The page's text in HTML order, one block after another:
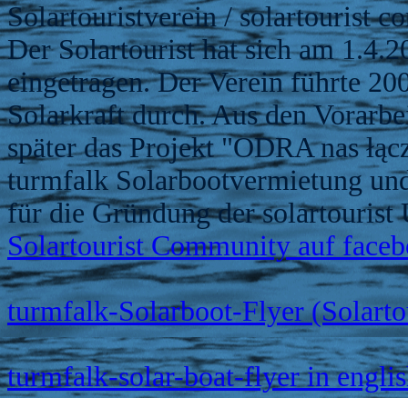
Solartouristverein / solartourist
Der Solartourist hat sich am
eingetragen. Der Verein führte
Solarkraft durch. Aus den
später das Projekt "ODRA nas
turmfalk Solarbootvermietung
für die Gründung der solartourist
Solartourist Community auf
turmfalk-Solarboot-Flyer
turmfalk-solar-boat-flyer in